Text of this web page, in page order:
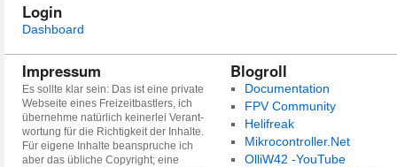
Login
Dashboard
Impressum
Es sollte klar sein: Das ist eine private
Webseite eines Freizeitbastlers, ich
übernehme natürlich keinerlei Verant-
wortung für die Richtigkeit der Inhalte.
Für eigene Inhalte beanspruche ich
aber das übliche Copyright; eine
Blogroll
Documentation
FPV Community
Helifreak
Mikrocontroller.Net
OlliW42 -YouTube